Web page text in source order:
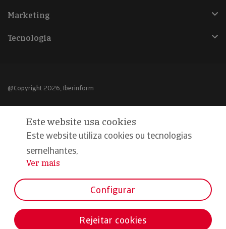
Marketing
Tecnologia
@Copyright 2026, Iberinform
Declaração de privacidade
Compromisso qualidade e segurança
Este website usa cookies
Este website utiliza cookies ou tecnologias
semelhantes,
...
Ver mais
Configurar
Rejeitar cookies